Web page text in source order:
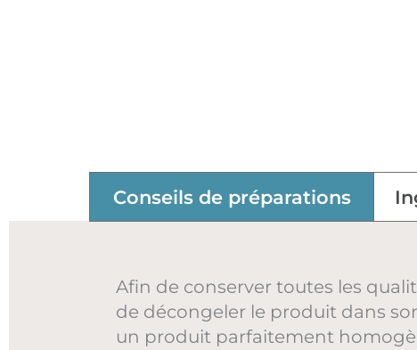
Conseils de préparations
Afin de conserver toutes les
de décongeler le produit dans
un produit parfaitement